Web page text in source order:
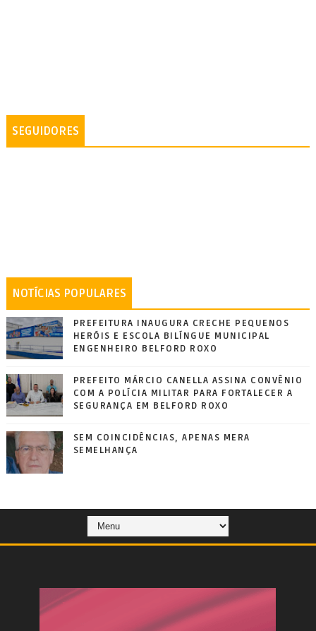
SEGUIDORES
NOTÍCIAS POPULARES
PREFEITURA INAUGURA CRECHE PEQUENOS
HERÓIS E ESCOLA BILÍNGUE MUNICIPAL
ENGENHEIRO BELFORD ROXO
PREFEITO MÁRCIO CANELLA ASSINA CONVÊNIO
COM A POLÍCIA MILITAR PARA FORTALECER A
SEGURANÇA EM BELFORD ROXO
SEM COINCIDÊNCIAS, APENAS MERA
SEMELHANÇA